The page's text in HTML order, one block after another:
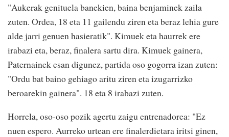
"Aukerak genituela banekien, baina benjaminek zaila
zuten. Ordea, 18 eta 11 gailendu ziren eta beraz lehia gure
alde jarri genuen hasieratik". Kimuek eta haurrek ere
irabazi eta, beraz, finalera sartu dira. Kimuek gainera,
Paternainek esan digunez, partida oso gogorra izan zuten:
"Ordu bat baino gehiago aritu ziren eta izugarrizko
beroarekin gainera". 18 eta 8 irabazi zuten.
Horrela, oso-oso pozik agertu zaigu entrenadorea: "Ez
nuen espero. Aurreko urtean ere finalerdietara iritsi ginen,